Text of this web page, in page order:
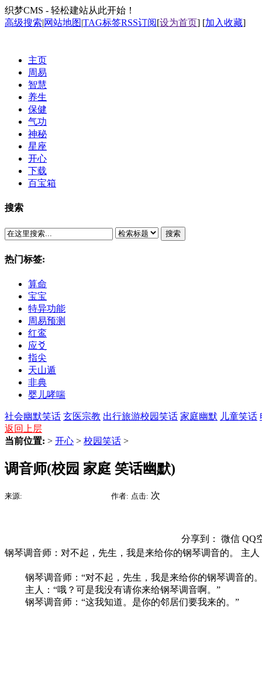
织梦CMS - 轻松建站从此开始！
高级搜索|网站地图|TAG标签RSS订阅[设为首页] [加入收藏]
主页
周易
智慧
养生
保健
气功
神秘
星座
开心
下载
百宝箱
搜索
搜索
热门标签:
算命
宝宝
特异功能
周易预测
红鸾
应爻
指尖
天山遁
非典
婴儿哮喘
社会幽默笑话 玄医宗教 出行旅游校园笑话 家庭幽默 儿童笑话
返回上层
当前位置: > 开心 > 校园笑话 >
调音师(校园 家庭 笑话幽默)
来源: 作者: 点击: 次
分享到： 微信 QQ
钢琴调音师：对不起，先生，我是来给你的钢琴调音的。 主
钢琴调音师：“对不起，先生，我是来给你的钢琴调音的
主人：“哦？可是我没有请你来给钢琴调音啊。”
钢琴调音师：“这我知道。是你的邻居们要我来的。”